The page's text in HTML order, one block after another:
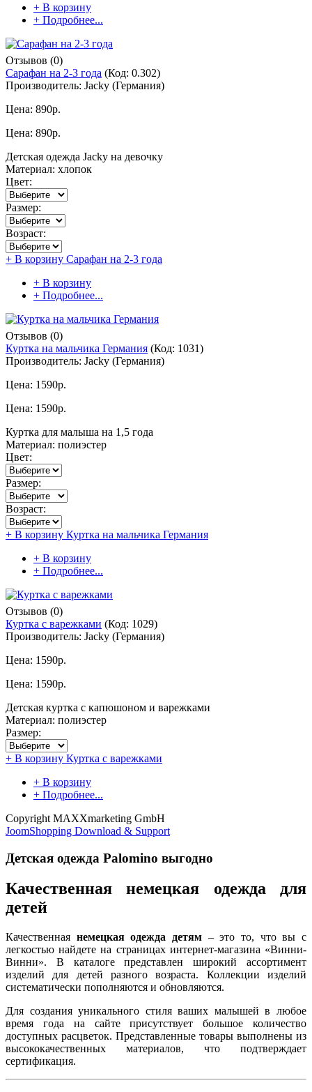
+ В корзину
+ Подробнее...
Отзывов (0)
Сарафан на 2-3 года (Код: 0.302)
Производитель: Jacky (Германия)
Цена: 890р.
Цена: 890р.
Детская одежда Jacky на девочку
Материал: хлопок
Цвет:
Размер:
Возраст:
+ В корзину Сарафан на 2-3 года
+ В корзину
+ Подробнее...
Отзывов (0)
Куртка на мальчика Германия (Код: 1031)
Производитель: Jacky (Германия)
Цена: 1590р.
Цена: 1590р.
Куртка для малыша на 1,5 года
Материал: полиэстер
Цвет:
Размер:
Возраст:
+ В корзину Куртка на мальчика Германия
+ В корзину
+ Подробнее...
Отзывов (0)
Куртка с варежками (Код: 1029)
Производитель: Jacky (Германия)
Цена: 1590р.
Цена: 1590р.
Детская куртка с капюшоном и варежками
Материал: полиэстер
Размер:
+ В корзину Куртка с варежками
+ В корзину
+ Подробнее...
Copyright MAXXmarketing GmbH
JoomShopping Download & Support
Детская одежда Palomino выгодно
Качественная немецкая одежда для
детей
Качественная немецкая одежда детям – это то, что вы с
легкостью найдете на страницах интернет-магазина «Винни-
Винни». В каталоге представлен широкий ассортимент
изделий для детей разного возраста. Коллекции изделий
систематически пополняются и обновляются.
Для создания уникального стиля ваших малышей в любое
время года на сайте присутствует большое количество
доступных расцветок. Представленные товары выполнены из
высококачественных материалов, что подтверждает
сертификация.